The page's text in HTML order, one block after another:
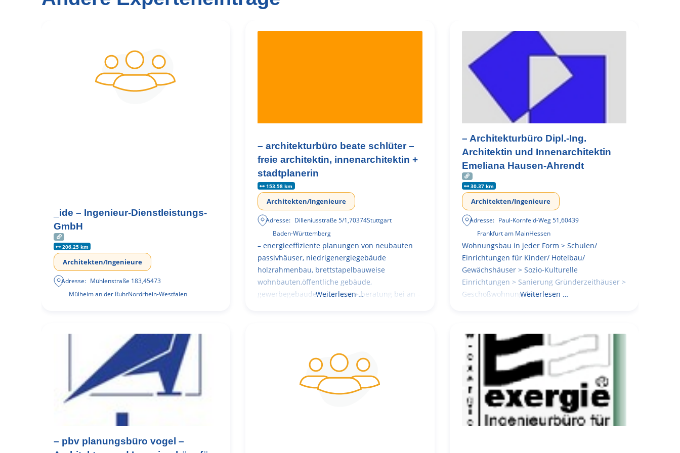
_ide – Ingenieur-Dienstleistungs-
GmbH
206.25 km
Architekten/Ingenieure
Adresse: Mühlenstraße 183,45473
Mülheim an der RuhrNordrhein-Westfalen
– architekturbüro beate schlüter –
freie architektin, innenarchitektin +
stadtplanerin
153.58 km
Architekten/Ingenieure
Adresse: Dilleniusstraße 5/1,70374Stuttgart
Baden-Württemberg
– energieeffiziente planungen von neubauten
passivhäuser, niedrigenergiegebäude
holzrahmenbau, brettstapelbauweise
wohnbauten,öffentliche gebäude,
gewerbegebäude – planung + beratung bei an –
Weiterlesen …
– Architekturbüro Dipl.-Ing.
Architektin und Innenarchitektin
Emeliana Hausen-Ahrendt
30.37 km
Architekten/Ingenieure
Adresse: Paul-Kornfeld-Weg 51,60439
Frankfurt am MainHessen
Wohnungsbau in jeder Form > Schulen/
Einrichtungen für Kinder/ Hotelbau/
Gewächshäuser > Sozio-Kulturelle
Einrichtungen > Sanierung Gründerzeithäuser >
GeschoßwohnungsbauWeiterlesen …
– pbv planungsbüro vogel –